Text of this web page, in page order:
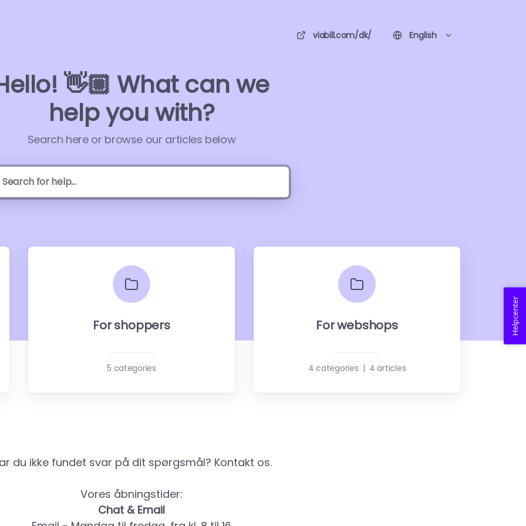
viabill.com/dk/ English
👋🏼 What can we
help you with?
Search here or browse our articles below
For shoppers
5 categories
For webshops
4 categories | 4 articles
du ikke fundet svar på dit spørgsmål? Kontakt os.
Vores åbningstider:
Chat & Email
Helpcenter